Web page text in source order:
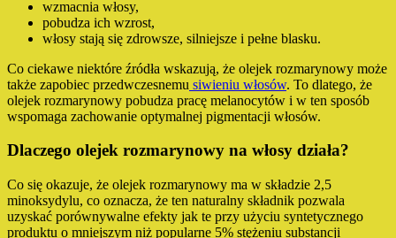
wzmacnia włosy,
pobudza ich wzrost,
włosy stają się zdrowsze, silniejsze i pełne blasku.
Co ciekawe niektóre źródła wskazują, że olejek rozmarynowy może
także zapobiec przedwczesnemu siwieniu włosów. To dlatego, że
olejek rozmarynowy pobudza pracę melanocytów i w ten sposób
wspomaga zachowanie optymalnej pigmentacji włosów.
Dlaczego olejek rozmarynowy na włosy działa?
Co się okazuje, że olejek rozmarynowy ma w składzie 2,5
minoksydylu, co oznacza, że ten naturalny składnik pozwala
uzyskać porównywalne efekty jak te przy użyciu syntetycznego
produktu o mniejszym niż popularne 5% stężeniu substancji